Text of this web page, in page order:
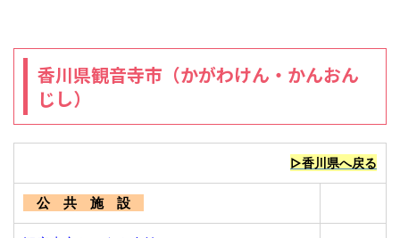
香川県観音寺市（かがわけん・かんおん
じし）
▷香川県へ戻る
公 共 施 設